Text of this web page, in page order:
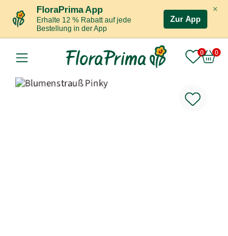
×
FloraPrima App
Erhalte 12 % Rabatt auf jede
Bestellung in der App
Zur App